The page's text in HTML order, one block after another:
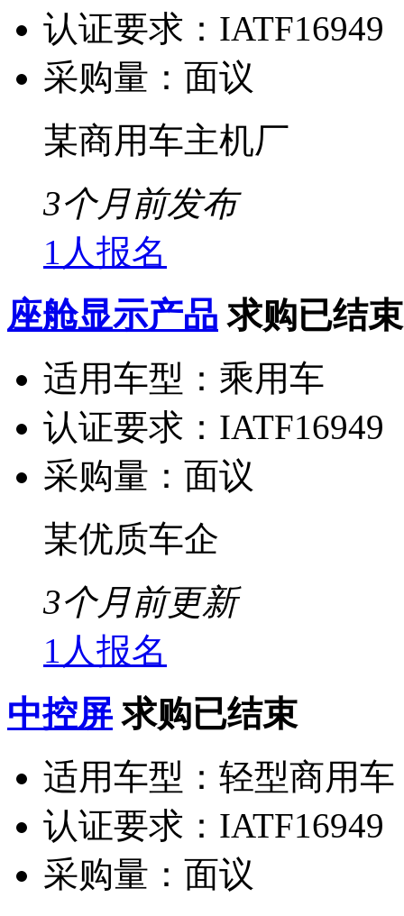
认证要求： IATF16949
采购量： 面议
某商用车主机厂
3个月前发布
1人报名
座舱显示产品 求购已结束
适用车型： 乘用车
认证要求： IATF16949
采购量： 面议
某优质车企
3个月前更新
1人报名
中控屏 求购已结束
适用车型： 轻型商用车
认证要求： IATF16949
采购量： 面议